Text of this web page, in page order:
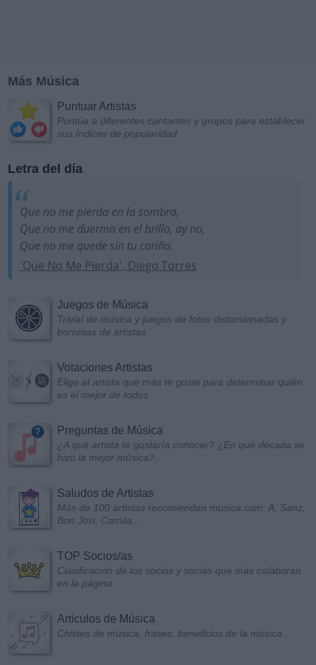
Más Música
Puntuar Artistas
Puntúa a diferentes cantantes y grupos para establecer
sus índices de popularidad
Letra del día
Que no me pierda en la sombra,
Que no me duerma en el brillo, ay no,
Que no me quede sin tu cariño.
'Que No Me Pierda', Diego Torres
Juegos de Música
Trivial de música y juegos de fotos distorsionadas y
borrosas de artistas
Votaciones Artistas
Elige al artista que más te guste para determinar quién
es el mejor de todos
Preguntas de Música
¿A qué artista te gustaría conocer? ¿En qué década se
hizo la mejor música?...
Saludos de Artistas
Más de 100 artistas recomiendan musica.com: A. Sanz,
Bon Jovi, Camila...
TOP Socios/as
Clasificación de los socios y socias que más colaboran
en la página
Artículos de Música
Chistes de música, frases, beneficios de la música...